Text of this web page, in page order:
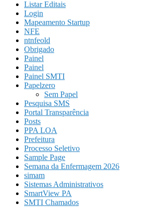
Listar Editais
Login
Mapeamento Startup
NFE
ntnfeold
Obrigado
Painel
Painel
Painel SMTI
Papelzero
Sem Papel
Pesquisa SMS
Portal Transparência
Posts
PPA LOA
Prefeitura
Processo Seletivo
Sample Page
Semana da Enfermagem 2026
simam
Sistemas Administrativos
SmartView PA
SMTI Chamados